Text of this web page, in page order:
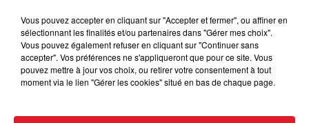
13 juillet 2026
WINGLES: UN JEUNE PERD LA VIE, NOYÉ À
LA BASE DE LOISIRS
Vous pouvez accepter en cliquant sur "Accepter et fermer", ou affiner en
sélectionnant les finalités et/ou partenaires dans "Gérer mes choix".
Vous pouvez également refuser en cliquant sur "Continuer sans
accepter". Vos préférences ne s'appliqueront que pour ce site. Vous
pouvez mettre à jour vos choix, ou retirer votre consentement à tout
moment via le lien "Gérer les cookies" situé en bas de chaque page.